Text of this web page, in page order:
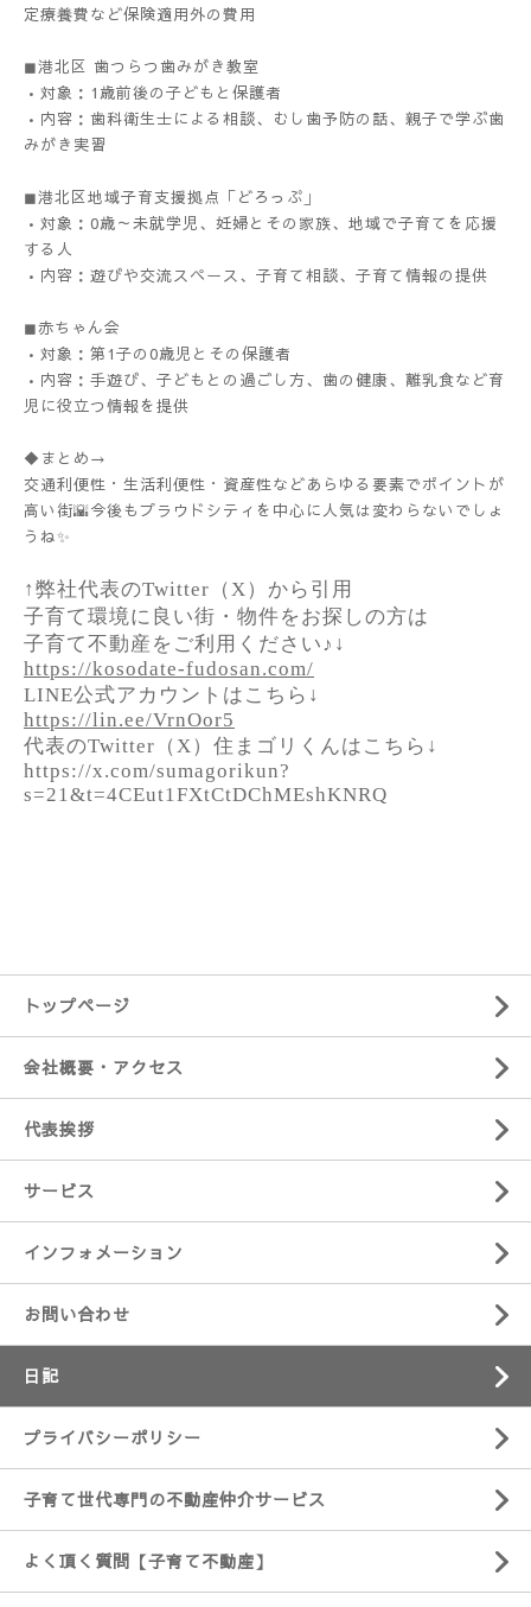
定療養費など保険適用外の費用
◼︎港北区 歯つらつ歯みがき教室
•対象：1歳前後の子どもと保護者
•内容：歯科衛生士による相談、むし歯予防の話、親子で学ぶ歯
みがき実習
◼︎港北区地域子育支援拠点「どろっぷ」
•対象：0歳～未就学児、妊婦とその家族、地域で子育てを応援
する人
•内容：遊びや交流スペース、子育て相談、子育て情報の提供
◼︎赤ちゃん会
•対象：第1子の0歳児とその保護者
•内容：手遊び、子どもとの過ごし方、歯の健康、離乳食など育
児に役立つ情報を提供
◆まとめ→
交通利便性・生活利便性・資産性などあらゆる要素でポイントが
高い街🌇今後もプラウドシティを中心に人気は変わらないでしょ
うね✨
↑弊社代表のTwitter（X）から引用
子育て環境に良い街・物件をお探しの方は
子育て不動産をご利用ください♪↓
https://kosodate-fudosan.com/
LINE公式アカウントはこちら↓
https://lin.ee/VrnOor5
代表のTwitter（X）住まゴリくんはこちら↓
https://x.com/sumagorikun?
s=21&t=4CEut1FXtCtDChMEshKNRQ
トップページ
会社概要・アクセス
代表挨拶
サービス
インフォメーション
お問い合わせ
日記
プライバシーポリシー
子育て世代専門の不動産仲介サービス
よく頂く質問【子育て不動産】